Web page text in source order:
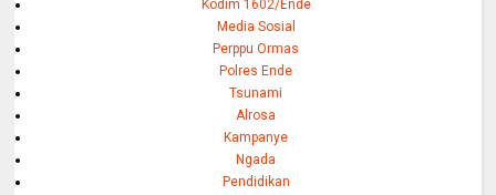
Kodim 1602/Ende
Media Sosial
Perppu Ormas
Polres Ende
Tsunami
Alrosa
Kampanye
Ngada
Pendidikan